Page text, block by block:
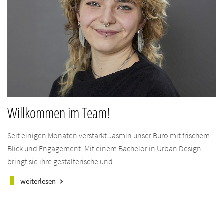
Willkommen im Team!
Seit einigen Monaten verstärkt Jasmin unser Büro mit frischem
Blick und Engagement. Mit einem Bachelor in Urban Design
bringt sie ihre gestalterische und...
weiterlesen keyboard_arrow_right